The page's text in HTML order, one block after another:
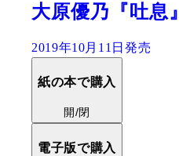
大原優乃『吐息』
2019年10月11日発売
紙の本で購入
開/閉
電子版で購入